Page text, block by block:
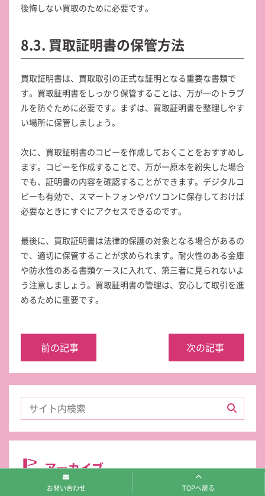
後悔しない買取のために必要です。
8.3. 買取証明書の保管方法
買取証明書は、買取取引の正式な証明となる重要な書類で
す。買取証明書をしっかり保管することは、万が一のトラブ
ルを防ぐために必要です。まずは、買取証明書を整理しやす
い場所に保管しましょう。
次に、買取証明書のコピーを作成しておくことをおすすめし
ます。コピーを作成することで、万が一原本を紛失した場合
でも、証明書の内容を確認することができます。デジタルコ
ピーも有効で、スマートフォンやパソコンに保存しておけば
必要なときにすぐにアクセスできるのです。
最後に、買取証明書は法律的保護の対象となる場合があるの
で、適切に保管することが求められます。耐火性のある金庫
や防水性のある書類ケースに入れて、第三者に見られないよ
う注意しましょう。買取証明書の管理は、安心して取引を進
めるために重要です。
前の記事 次の記事
アーカイブ
お問い合わせ TOPへ戻る